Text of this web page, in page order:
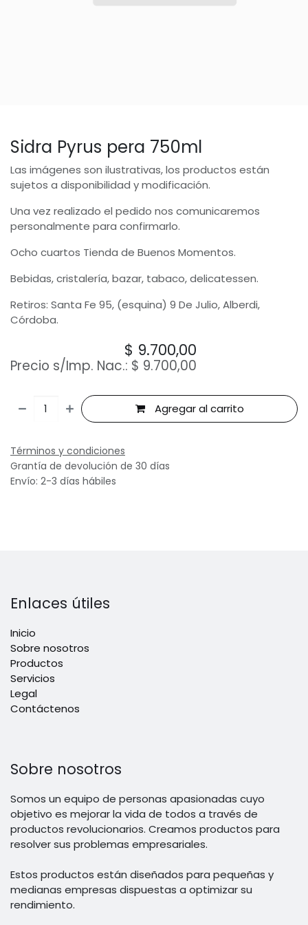
Sidra Pyrus pera 750ml
Las imágenes son ilustrativas, los productos están
sujetos a disponibilidad y modificación.
Una vez realizado el pedido nos comunicaremos
personalmente para confirmarlo.
Ocho cuartos Tienda de Buenos Momentos.
Bebidas, cristalería, bazar, tabaco, delicatessen.
Retiros: Santa Fe 95, (esquina) 9 De Julio, Alberdi,
Córdoba.
$ 9.700,00
Precio s/Imp. Nac.: $ 9.700,00
Agregar al carrito
Términos y condiciones
Grantía de devolución de 30 días
Envío: 2-3 días hábiles
Enlaces útiles
Inicio
Sobre nosotros
Productos
Servicios
Legal
Contáctenos
Sobre nosotros
Somos un equipo de personas apasionadas cuyo
objetivo es mejorar la vida de todos a través de
productos revolucionarios. Creamos productos para
resolver sus problemas empresariales.
Estos productos están diseñados para pequeñas y
medianas empresas dispuestas a optimizar su
rendimiento.